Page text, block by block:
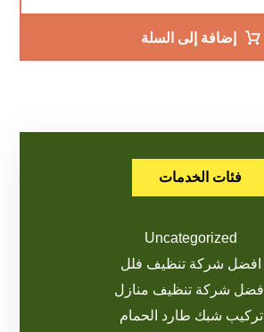
إضافة إلى السلة
فئات الخدمات
Uncategorized
افضل شركة تنظيف فلل
افضل شركة تنظيف منازل
تركيب شبك طارد الحمام